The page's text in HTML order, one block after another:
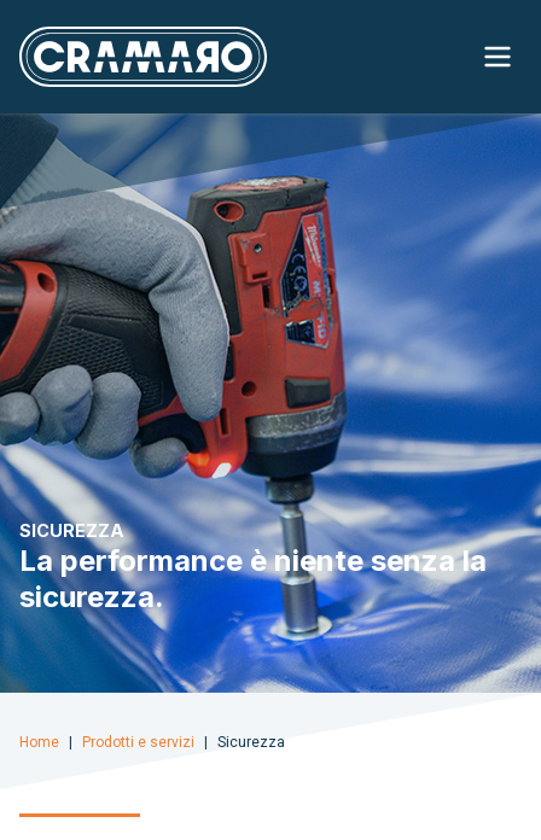
SICUREZZA
La performance è niente senza la
sicurezza.
Home Prodotti e servizi Sicurezza